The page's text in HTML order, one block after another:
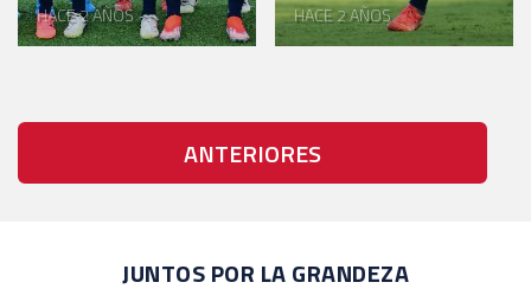
HACE 2 AÑOS HACE 2 AÑOS
ANTERIORES
JUNTOS POR LA GRANDEZA